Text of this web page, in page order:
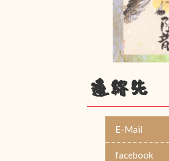
連絡先
E-Mail
facebook